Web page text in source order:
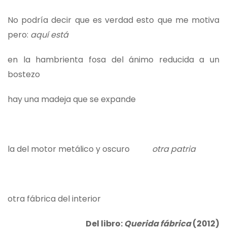
No podría decir que es verdad esto que me motiva
pero: aquí está
en la hambrienta fosa del ánimo reducida a un
bostezo
hay una madeja que se expande
la del motor metálico y oscuro otra patria
otra fábrica del interior
Del libro:Querida fábrica(2012)